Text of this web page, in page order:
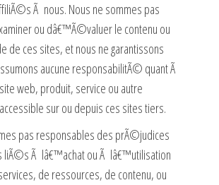
Ã nous. Nous ne sommes pas
ou dâ€™Ã©valuer le contenu ou
de ces sites, et nous ne garantissons
aucune responsabilitÃ© quant Ã
web, produit, service ou autre
sur ou depuis ces sites tiers.
pas responsables des prÃ©judices
liÃ©s Ã lâ€™achat ou Ã lâ€™utilisation
de ressources, de contenu, ou